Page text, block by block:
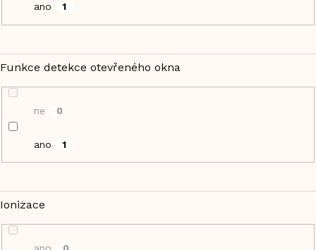
ano 1
Funkce detekce otevřeného okna
ne 0
ano 1
Ionizace